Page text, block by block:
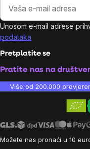
Unosom e-mail adrese
podataka
Pretplatite se
Pratite nas na
Više od 200.000
Možete nas pronaći u 10